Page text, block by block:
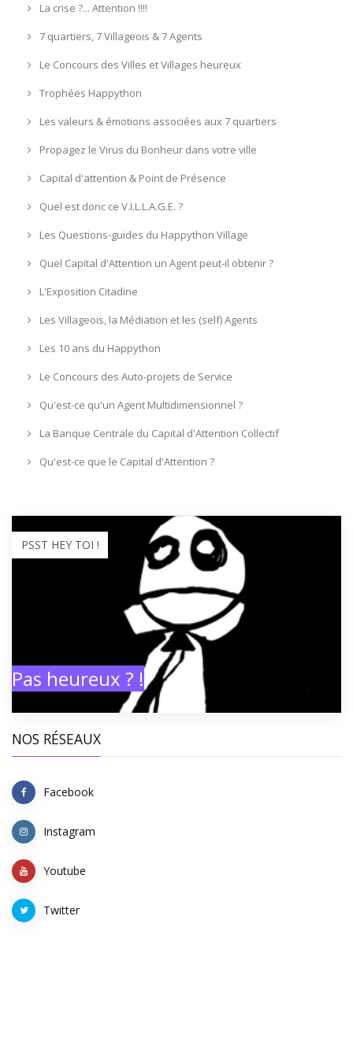
La crise ?... Attention !!!!
7 quartiers, 7 Villageois & 7 Agents
Le Concours des Villes et Villages heureux
Trophées Happython
Les valeurs & émotions associées aux 7 quartiers
Propagez le Virus du Bonheur dans votre ville
Capital d'attention & Point de Présence
Quel est donc ce V.I.L.L.A.G.E. ?
Les Questions-guides du Happython Village
Quel Capital d'Attention un Agent peut-il obtenir ?
L'Exposition Citadine
Les Villageois, la Médiation et les (self) Agents
Les 10 ans du Happython
Le Concours des Auto-projets de Service
Qu'est-ce qu'un Agent Multidimensionnel ?
La Banque Centrale du Capital d'Attention Collectif
Qu'est-ce que le Capital d'Attention ?
PSST HEY TOI !
Pas heureux ? !
NOS RÉSEAUX
Facebook
Instagram
Youtube
Twitter